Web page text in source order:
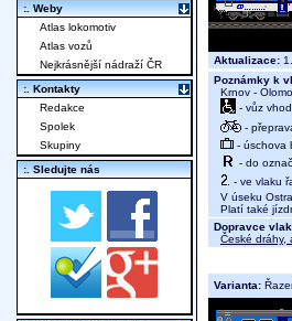
Aktualizace:
Poznámky k
Krnov -
- vůz
-
- úschova
- do
- ve vlaku
V úseku
Platí také
Dopravce
České dráhy,
Varianta:
:. Weby
Atlas lokomotiv
Atlas vozů
Nejkrásnější nádraží ČR
:. Kontakty
Redakce
Spolek
Skupiny
:. Sledujte nás